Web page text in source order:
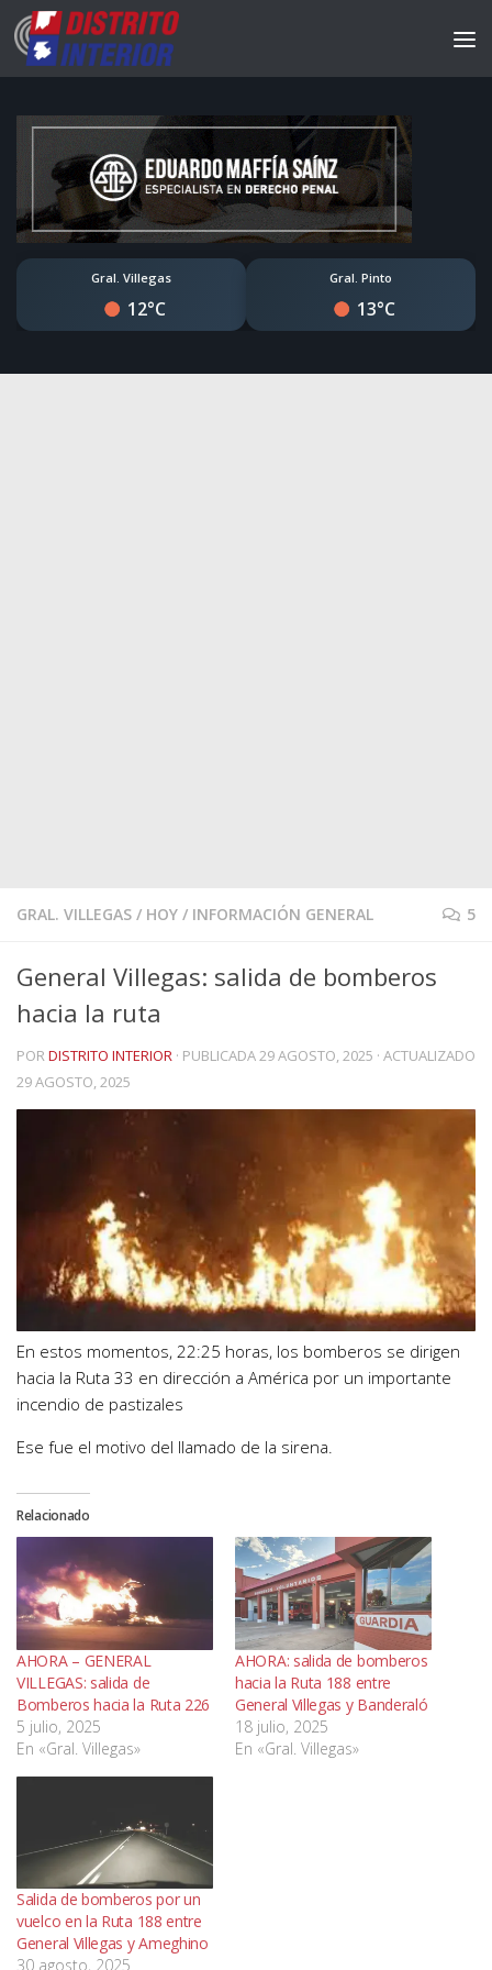
Gral. Villegas
12°C
Gral. Pinto
13°C
GRAL. VILLEGAS / HOY / INFORMACIÓN GENERAL 5
General Villegas: salida de bomberos
hacia la ruta
PORDISTRITO INTERIOR · PUBLICADA29 AGOSTO, 2025 · ACTUALIZADO
29 AGOSTO, 2025
En estos momentos, 22:25 horas, los bomberos se dirigen
hacia la Ruta 33 en dirección a América por un importante
incendio de pastizales
Ese fue el motivo del llamado de la sirena.
Relacionado
AHORA – GENERAL
VILLEGAS: salida de
Bomberos hacia la Ruta 226
5 julio, 2025
En «Gral. Villegas»
AHORA: salida de bomberos
hacia la Ruta 188 entre
General Villegas y Banderaló
18 julio, 2025
En «Gral. Villegas»
Salida de bomberos por un
vuelco en la Ruta 188 entre
General Villegas y Ameghino
30 agosto, 2025